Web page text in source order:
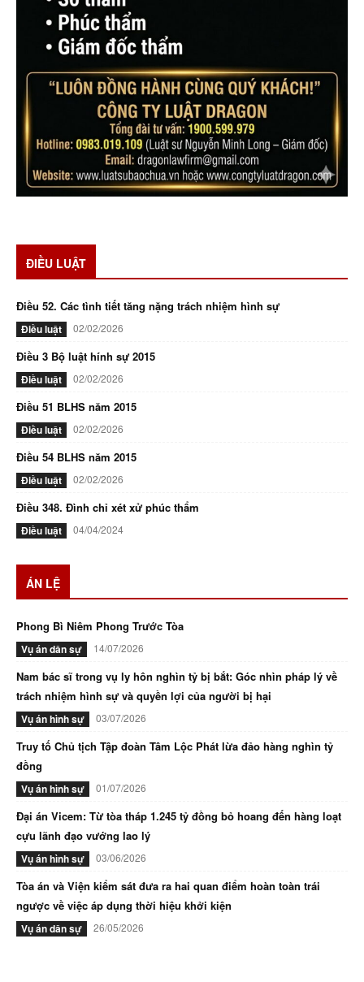
ĐIỀU LUẬT
Điều 52. Các tình tiết tăng nặng trách nhiệm hình sự
Điều luật 02/02/2026
Điều 3 Bộ luật hính sự 2015
Điều luật 02/02/2026
Điều 51 BLHS năm 2015
Điều luật 02/02/2026
Điều 54 BLHS năm 2015
Điều luật 02/02/2026
Điều 348. Đình chỉ xét xử phúc thẩm
Điều luật 04/04/2024
ÁN LỆ
Phong Bì Niêm Phong Trước Tòa
Vụ án dân sự 14/07/2026
Nam bác sĩ trong vụ ly hôn nghìn tỷ bị bắt: Góc nhìn pháp lý về
trách nhiệm hình sự và quyền lợi của người bị hại
Vụ án hình sự 03/07/2026
Truy tố Chủ tịch Tập đoàn Tâm Lộc Phát lừa đảo hàng nghìn tỷ
đồng
Vụ án hình sự 01/07/2026
Đại án Vicem: Từ tòa tháp 1.245 tỷ đồng bỏ hoang đến hàng loạt
cựu lãnh đạo vướng lao lý
Vụ án hình sự 03/06/2026
Tòa án và Viện kiểm sát đưa ra hai quan điểm hoàn toàn trái
ngược về việc áp dụng thời hiệu khởi kiện
Vụ án dân sự 26/05/2026